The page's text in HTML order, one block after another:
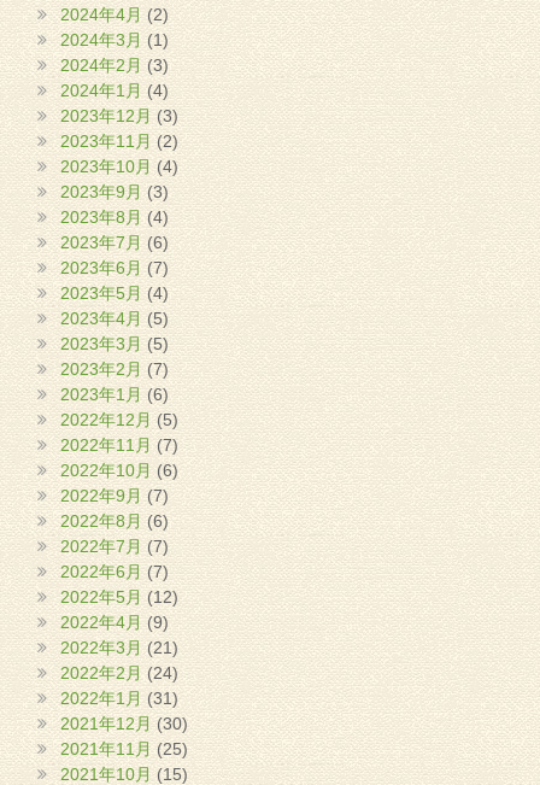
2024年4月 (2)
2024年3月 (1)
2024年2月 (3)
2024年1月 (4)
2023年12月 (3)
2023年11月 (2)
2023年10月 (4)
2023年9月 (3)
2023年8月 (4)
2023年7月 (6)
2023年6月 (7)
2023年5月 (4)
2023年4月 (5)
2023年3月(5)
2023年2月 (7)
2023年1月 (6)
2022年12月 (5)
2022年11月 (7)
2022年10月 (6)
2022年9月 (7)
2022年8月 (6)
2022年7月 (7)
2022年6月(7)
2022年5月 (12)
2022年4月 (9)
2022年3月 (21)
2022年2月 (24)
2022年1月 (31)
2021年12月 (30)
2021年11月(25)
2021年10月 (15)